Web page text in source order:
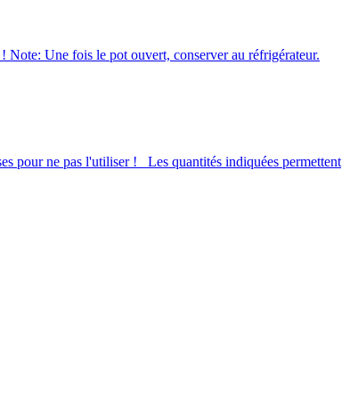
Note: Une fois le pot ouvert, conserver au réfrigérateur.
pour ne pas l'utiliser ! _Les quantités indiquées permettent